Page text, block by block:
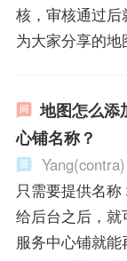
核，审核通过
为大家分享的地
地图怎么添
心铺名称？
Yang(contra)
只需要提供名
给后台之后，就
服务中心铺就